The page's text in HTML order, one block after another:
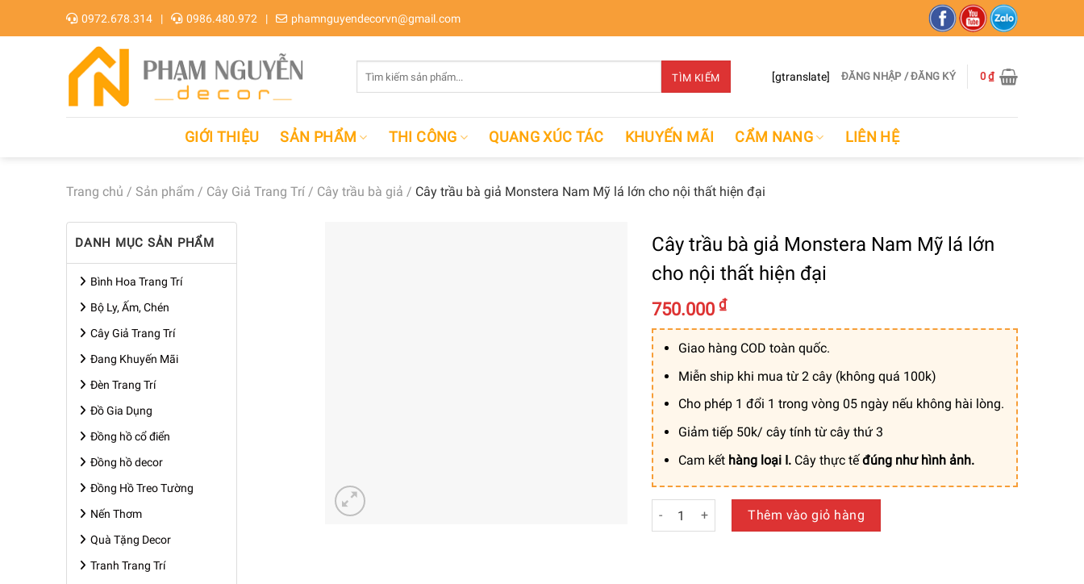
0972.678.314 0986.480.972 phamnguyendecorvn@gmail.com
Tìm
kiếm:
TÌM KIẾM [gtranslate] ĐĂNG NHẬP / ĐĂNG KÝ 0₫
GIỚI THIỆU SẢN PHẨM THI CÔNG QUANG XÚC TÁC KHUYẾN MÃI CẨM NANG LIÊN HỆ
Trang chủ / Sản phẩm / Cây Giả Trang Trí / Cây trầu bà giả / Cây trầu bà giả Monstera Nam Mỹ lá lớn cho nội thất hiện đại
DANH MỤC SẢN PHẨM
Bình Hoa Trang Trí
Bộ Ly, Ấm, Chén
Cây Giả Trang Trí
Đang Khuyến Mãi
Đèn Trang Trí
Đồ Gia Dụng
Đồng hồ cổ điển
Đồng hồ decor
Đồng Hồ Treo Tường
Nến Thơm
Quà Tặng Decor
Tranh Trang Trí
Cây trầu bà giả Monstera Nam Mỹ lá lớn
cho nội thất hiện đại
750.000 ₫
Giao hàng COD toàn quốc.
Miễn ship khi mua từ 2 cây (không quá 100k)
Cho phép 1 đổi 1 trong vòng 05 ngày nếu không hài lòng.
Giảm tiếp 50k/ cây tính từ cây thứ 3
Cam kết hàng loại I. Cây thực tếđúng như hình ảnh.
Cây trầu bà giả Monstera Nam Mỹ lá lớn cho nội thất hiện đại số lượng
Thêm vào giỏ hàng